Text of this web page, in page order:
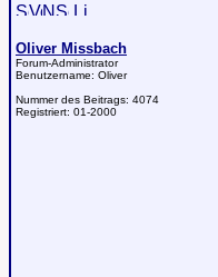
Oliver Missbach
Forum-Administrator
Benutzername: Oliver
Nummer des Beitrags: 4074
Registriert: 01-2000